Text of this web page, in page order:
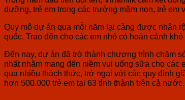
dưỡng, trẻ em trong các trường mầm non, trẻ em
Quy mô dự án qua mỗi năm lại càng được nhân
quốc. Trao đến cho các em nhỏ có hoàn cảnh
Đến nay, dự án đã trở thành chương trình chăm
nhất nhằm mang đến niềm vui uống sữa cho
qua nhiều thách thức, trở ngại với các quy định
hơn 500.000 trẻ em tại 63 tỉnh thành trên cả nước.